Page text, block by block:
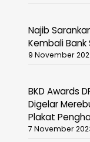
Najib
Kembali
9 November
BKD Awards
Digelar
Plakat
7 November